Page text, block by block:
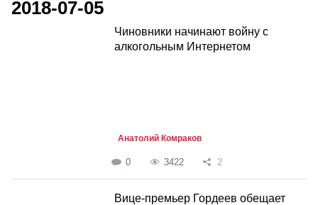
2018-07-05
Чиновники начинают войну с
алкогольным Интернетом
Анатолий Комраков
0 3422 2
Вице-премьер Гордеев обещает